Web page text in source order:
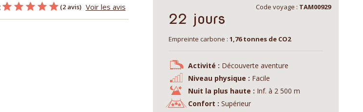
(2 avis) Voir les avis Code voyage : TAM00929
22 jours
Empreinte carbone : 1,76 tonnes de CO2
Activité : Découverte aventure
Niveau physique : Facile
Nuit la plus haute : Inf. à 2 500 m
Confort : Supérieur